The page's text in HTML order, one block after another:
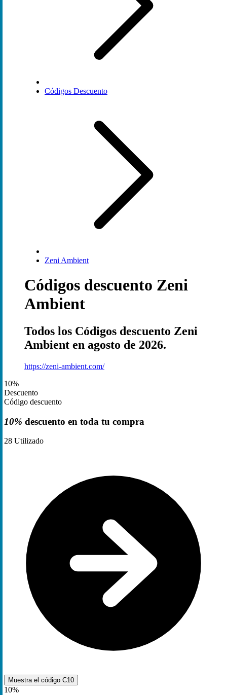
Códigos Descuento
Zeni Ambient
Códigos descuento Zeni
Ambient
Todos los Códigos descuento Zeni
Ambient en agosto de 2026.
https://zeni-ambient.com/
10%
Descuento
Código descuento
10% descuento en toda tu compra
28 Utilizado
Muestra el código C10
10%